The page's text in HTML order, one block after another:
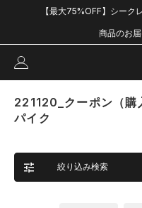
【最大75%OFF】シーク
商品のお
221120_クーポン（購
パイク
絞り込み検索